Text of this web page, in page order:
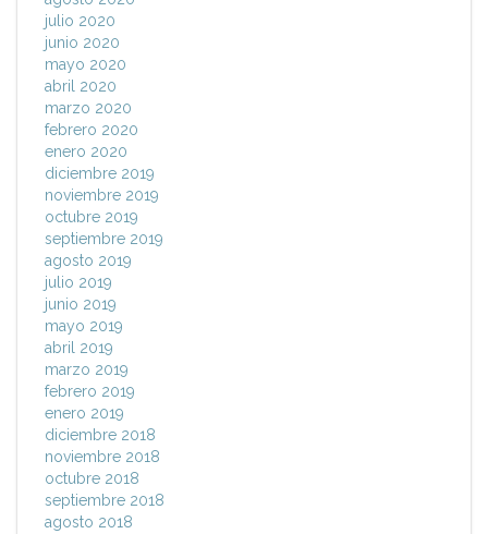
julio 2020
junio 2020
mayo 2020
abril 2020
marzo 2020
febrero 2020
enero 2020
diciembre 2019
noviembre 2019
octubre 2019
septiembre 2019
agosto 2019
julio 2019
junio 2019
mayo 2019
abril 2019
marzo 2019
febrero 2019
enero 2019
diciembre 2018
noviembre 2018
octubre 2018
septiembre 2018
agosto 2018